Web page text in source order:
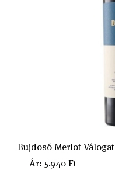
Bujdosó Merlot
Ár: 5.940 Ft